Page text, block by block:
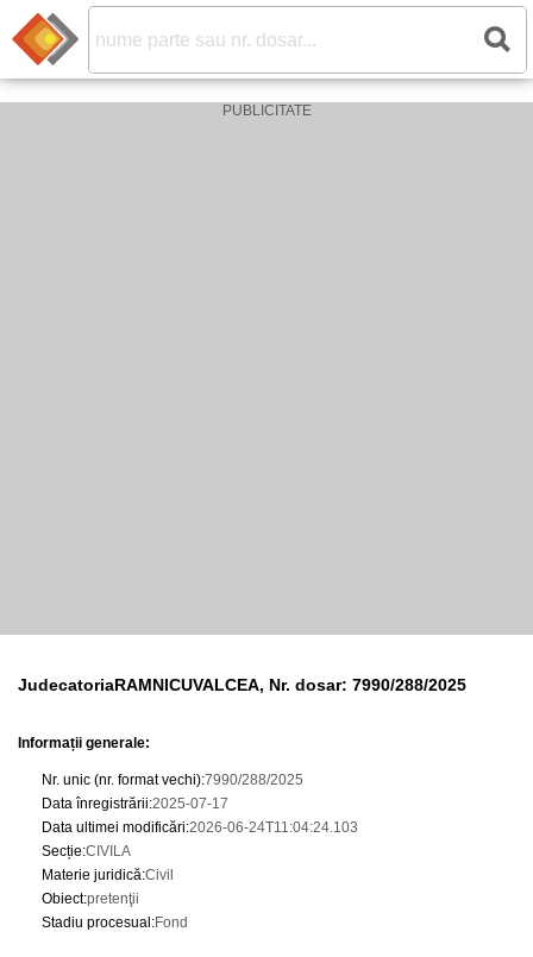
JudecatoriaRAMNICUVALCEA, Nr. dosar: 7990/288/2025
Informații generale:
Nr. unic (nr. format vechi):7990/288/2025
Data înregistrării:2025-07-17
Data ultimei modificări:2026-06-24T11:04:24.103
Secție:CIVILA
Materie juridică:Civil
Obiect:pretenţii
Stadiu procesual :Fond